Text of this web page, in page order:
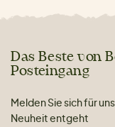
Das Beste von
Posteingang
Melden Sie sich für
Neuheit entgeht